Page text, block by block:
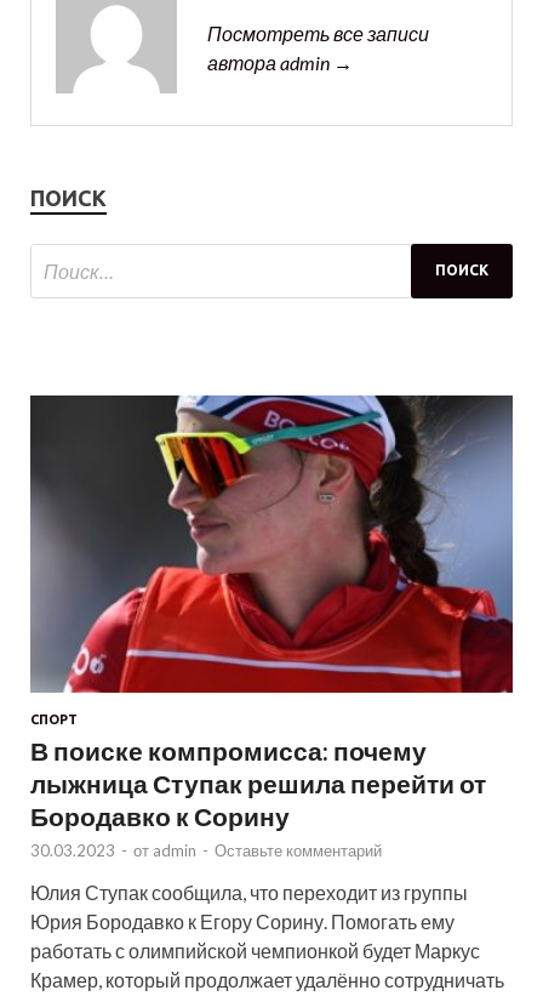
Посмотреть все записи
автора admin →
ПОИСК
СПОРТ
В поиске компромисса: почему
лыжница Ступак решила перейти от
Бородавко к Сорину
30.03.2023 - от admin - Оставьте комментарий
Юлия Ступак сообщила, что переходит из группы
Юрия Бородавко к Егору Сорину. Помогать ему
работать с олимпийской чемпионкой будет Маркус
Крамер, который продолжает удалённо сотрудничать